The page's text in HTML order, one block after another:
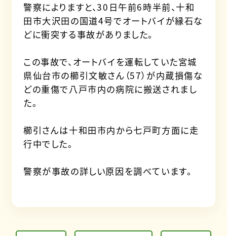
警察によりますと、30日午前6時半前、十和
田市大沢田の国道4号でオートバイが縁石な
どに衝突する事故がありました。
この事故で、オートバイを運転していた宮城
県仙台市の櫛引文敏さん（57）が内蔵損傷な
どの重傷で八戸市内の病院に搬送されまし
た。
櫛引さんは十和田市内から七戸町方面に走
行中でした。
警察が事故の詳しい原因を調べています。